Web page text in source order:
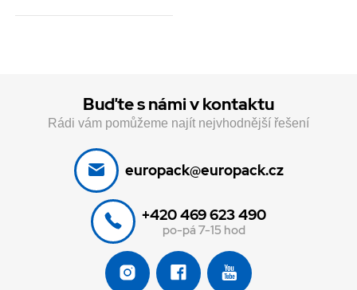
Buďte s námi v kontaktu
Rádi vám pomůžeme najít nejvhodnější řešení
europack@europack.cz
+420 469 623 490
po-pá 7-15 hod